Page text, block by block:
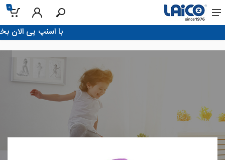
0
!با اسنپ پی الان بخر، تو 4 قسط